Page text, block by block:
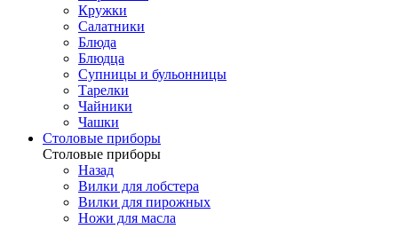
Кружки
Салатники
Блюда
Блюдца
Супницы и бульонницы
Тарелки
Чайники
Чашки
Cтоловые приборы
Cтоловые приборы
Назад
Вилки для лобстера
Вилки для пирожных
Ножи для масла